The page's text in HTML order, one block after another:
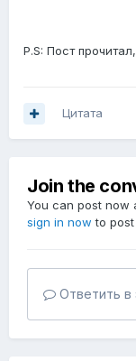
P.S: Пост
Цитата
Join the
You can post now
sign in now to
Ответить в